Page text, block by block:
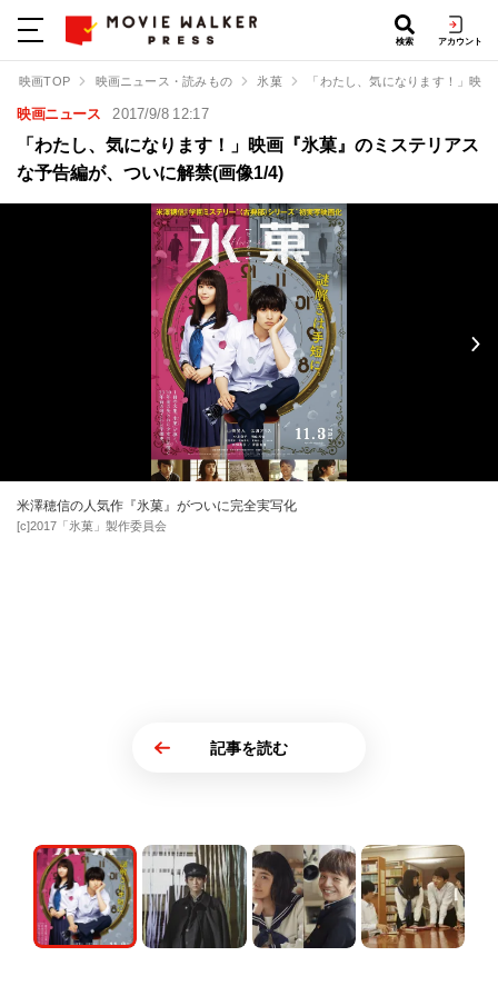
検索 アカウント
映画TOP 映画ニュース・読みもの 氷菓 「わたし、気になります！」映
映画ニュース 2017/9/8 12:17
「わたし、気になります！」映画『氷菓』のミステリアス
な予告編が、ついに解禁(画像1/4)
米澤穂信の人気作『氷菓』がついに完全実写化
[c]2017「氷菓」製作委員会
記事を読む